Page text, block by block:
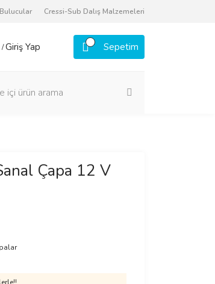
Cressi-Sub Dalış Malzemeleri
/Giriş Yap Sepetim
Çapa 12 V